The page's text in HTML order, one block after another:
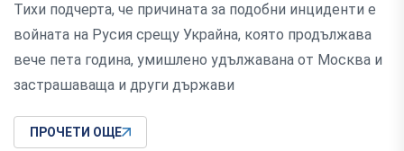
Тихи подчерта, че причината за подобни инциденти е
войната на Русия срещу Украйна, която продължава
вече пета година, умишлено удължавана от Москва и
застрашаваща и други държави
ПРОЧЕТИ ОЩЕ